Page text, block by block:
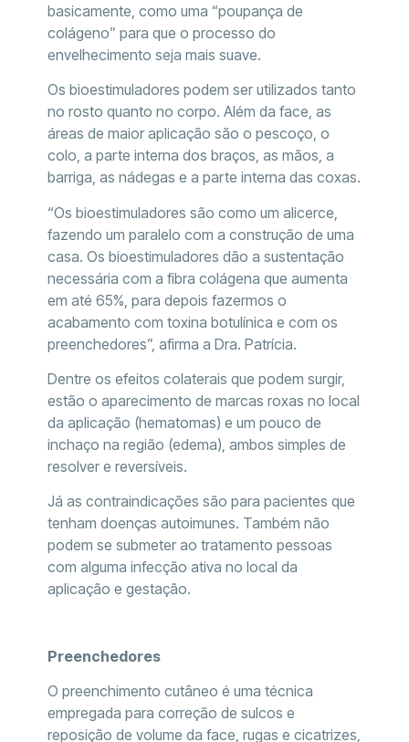
basicamente, como uma “poupança de
colágeno” para que o processo do
envelhecimento seja mais suave.
Os bioestimuladores podem ser utilizados tanto
no rosto quanto no corpo. Além da face, as
áreas de maior aplicação são o pescoço, o
colo, a parte interna dos braços, as mãos, a
barriga, as nádegas e a parte interna das coxas.
“Os bioestimuladores são como um alicerce,
fazendo um paralelo com a construção de uma
casa. Os bioestimuladores dão a sustentação
necessária com a fibra colágena que aumenta
em até 65%, para depois fazermos o
acabamento com toxina botulínica e com os
preenchedores”, afirma a Dra. Patrícia.
Dentre os efeitos colaterais que podem surgir,
estão o aparecimento de marcas roxas no local
da aplicação (hematomas) e um pouco de
inchaço na região (edema), ambos simples de
resolver e reversíveis.
Já as contraindicações são para pacientes que
tenham doenças autoimunes. Também não
podem se submeter ao tratamento pessoas
com alguma infecção ativa no local da
aplicação e gestação.
Preenchedores
O preenchimento cutâneo é uma técnica
empregada para correção de sulcos e
reposição de volume da face, rugas e cicatrizes,